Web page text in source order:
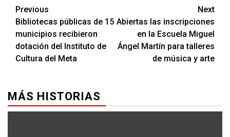
Previous
Bibliotecas públicas de 15
municipios recibieron
dotación del Instituto de
Cultura del Meta
Next
Abiertas las inscripciones
en la Escuela Miguel
Ángel Martín para talleres
de música y arte
MÁS HISTORIAS